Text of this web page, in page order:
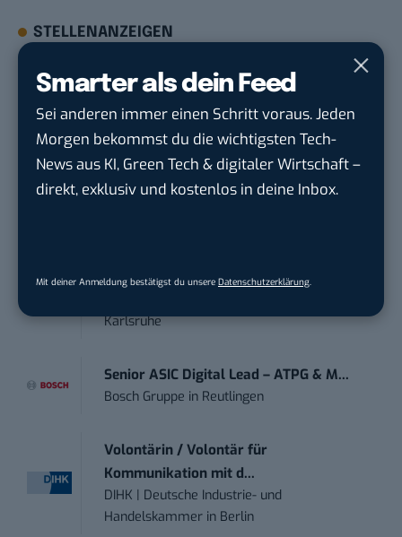
Smarter als dein Feed
Sei anderen immer einen Schritt voraus. Jeden
Morgen bekommst du die wichtigsten Tech-
News aus KI, Green Tech & digitaler Wirtschaft –
direkt, exklusiv und kostenlos in deine Inbox.
Mit deiner Anmeldung bestätigst du unsere Datenschutzerklärung
STELLENANZEIGEN
Social Media Content Creator (m/w/d)
Anforderungs- und Projektmanager
touristische...
Engagement / Soc...
Karlsruhe
Senior ASIC Digital Lead – ATPG & M...
Bosch Gruppe in Reutlingen
Volontärin / Volontär für
Kommunikation mit d...
DIHK | Deutsche Industrie- und
Handelskammer in Berlin